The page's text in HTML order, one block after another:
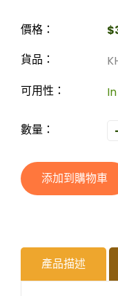
價格：
貨品：
可用性：
數量：
添加到購物車
產品描述